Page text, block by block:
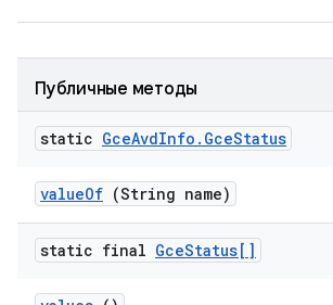
Публичные методы
static GceAvdInfo . GceStatus
valueOf (String name)
static final GceStatus[]